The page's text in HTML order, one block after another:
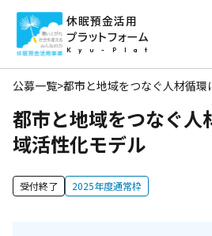
休眠預金活用
プラットフォーム
Kyu-Plat
公募一覧>都市と地域をつなぐ人材循
都市と地域をつなぐ人
域活性化モデル
受付終了 2025年度通常枠